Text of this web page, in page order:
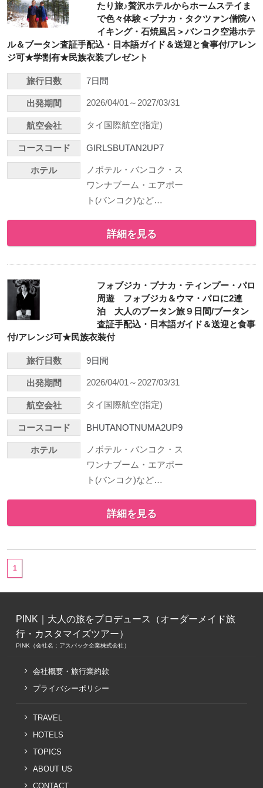
たり旅♪贅沢ホテルからホームステイま
で色々体験＜プナカ・タクツァン僧院ハ
イキング・石焼風呂＞バンコク空港ホテ
ル＆ブータン査証手配込・日本語ガイド＆送迎と食事付/アレン
ジ可★学割有★民族衣装プレゼント
旅行日数 7日間
出発期間 2026/04/01～2027/03/31
航空会社 タイ国際航空(指定)
コースコード GIRLSBUTAN2UP7
ホテル
ノボテル・バンコク・ス
ワンナブーム・エアポー
ト(バンコク)など…
詳細を見る
フォブジカ・プナカ・ティンプー・パロ
周遊 フォブジカ＆ウマ・パロに2連
泊 大人のブータン旅９日間/ブータン
査証手配込・日本語ガイド＆送迎と食事
付/アレンジ可★民族衣装付
旅行日数 9日間
出発期間 2026/04/01～2027/03/31
航空会社 タイ国際航空(指定)
コースコード BHUTANOTNUMA2UP9
ホテル
ノボテル・バンコク・ス
ワンナブーム・エアポー
ト(バンコク)など…
詳細を見る
1
PINK｜大人の旅をプロデュース（オーダーメイド旅
行・カスタマイズツアー）
PINK（会社名：アスパック企業株式会社）
会社概要・旅行業約款
プライバシーポリシー
TRAVEL
HOTELS
TOPICS
ABOUT US
CONTACT